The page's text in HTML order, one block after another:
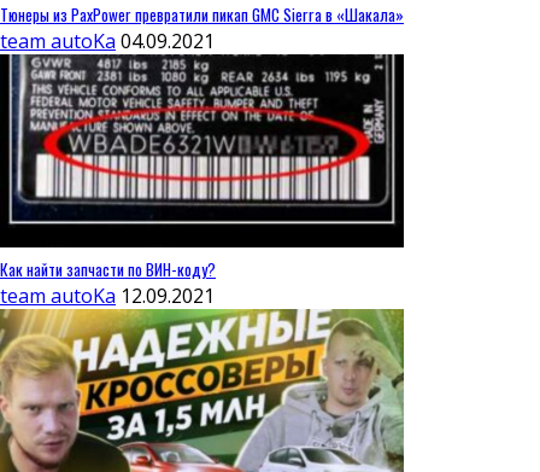
Тюнеры из PaxPower превратили пикап GMC Sierra в «Шакала»
team autoKa 04.09.2021
Как найти запчасти по ВИН-коду?
team autoKa 12.09.2021